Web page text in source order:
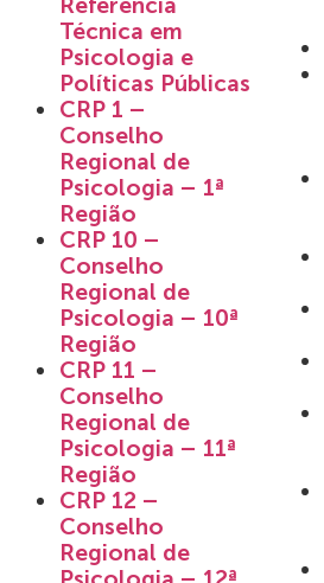
Técnica em
Psicologia e
Políticas Públicas
CRP 1 –
Conselho
Regional de
Psicologia – 1ª
Região
CRP 10 –
Conselho
Regional de
Psicologia – 10ª
Região
CRP 11 –
Conselho
Regional de
Psicologia – 11ª
Região
CRP 12 –
Conselho
Regional de